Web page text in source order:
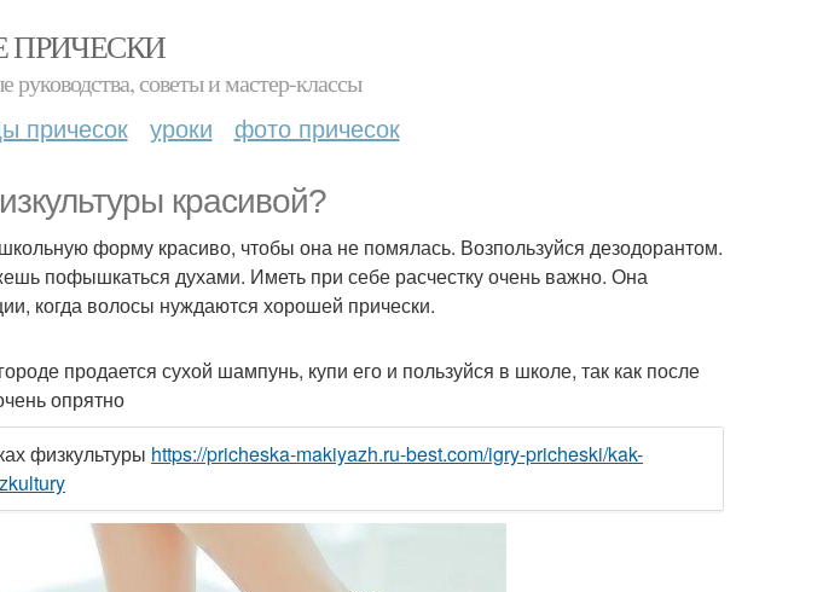
ПРИЧЕСКИ
советы и мастер-классы
причесок уроки фото причесок
красивой?
форму красиво, чтобы она не помялась. Возпользуйся дезодорантом.
пофышкаться духами. Иметь при себе расчестку очень важно. Она
когда волосы нуждаются хорошей прически.
продается сухой шампунь, купи его и пользуйся в школе, так как после
опрятно
физкультуры https://pricheska-makiyazh.ru-best.com/igry-pricheski/kak-